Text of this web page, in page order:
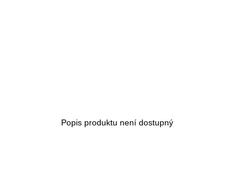
Popis produktu není dostupný